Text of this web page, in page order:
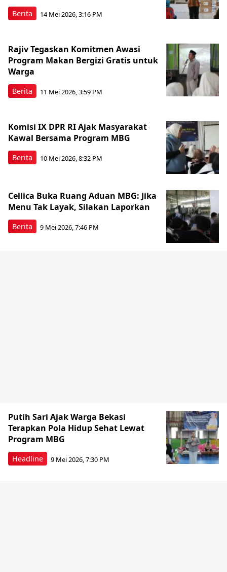
Berita 14 Mei 2026, 3:16 PM
Berita
Rajiv Tegaskan Komitmen Awasi
Program Makan Bergizi Gratis untuk
Warga
11 Mei 2026, 3:59 PM
Berita
Komisi IX DPR RI Ajak Masyarakat
Kawal Bersama Program MBG
10 Mei 2026, 8:32 PM
Berita
Cellica Buka Ruang Aduan MBG: Jika
Menu Tak Layak, Silakan Laporkan
9 Mei 2026, 7:46 PM
Headline
Putih Sari Ajak Warga Bekasi
Terapkan Pola Hidup Sehat Lewat
Program MBG
9 Mei 2026, 7:30 PM